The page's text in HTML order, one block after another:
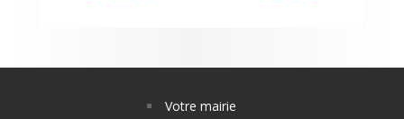
Votre mairie